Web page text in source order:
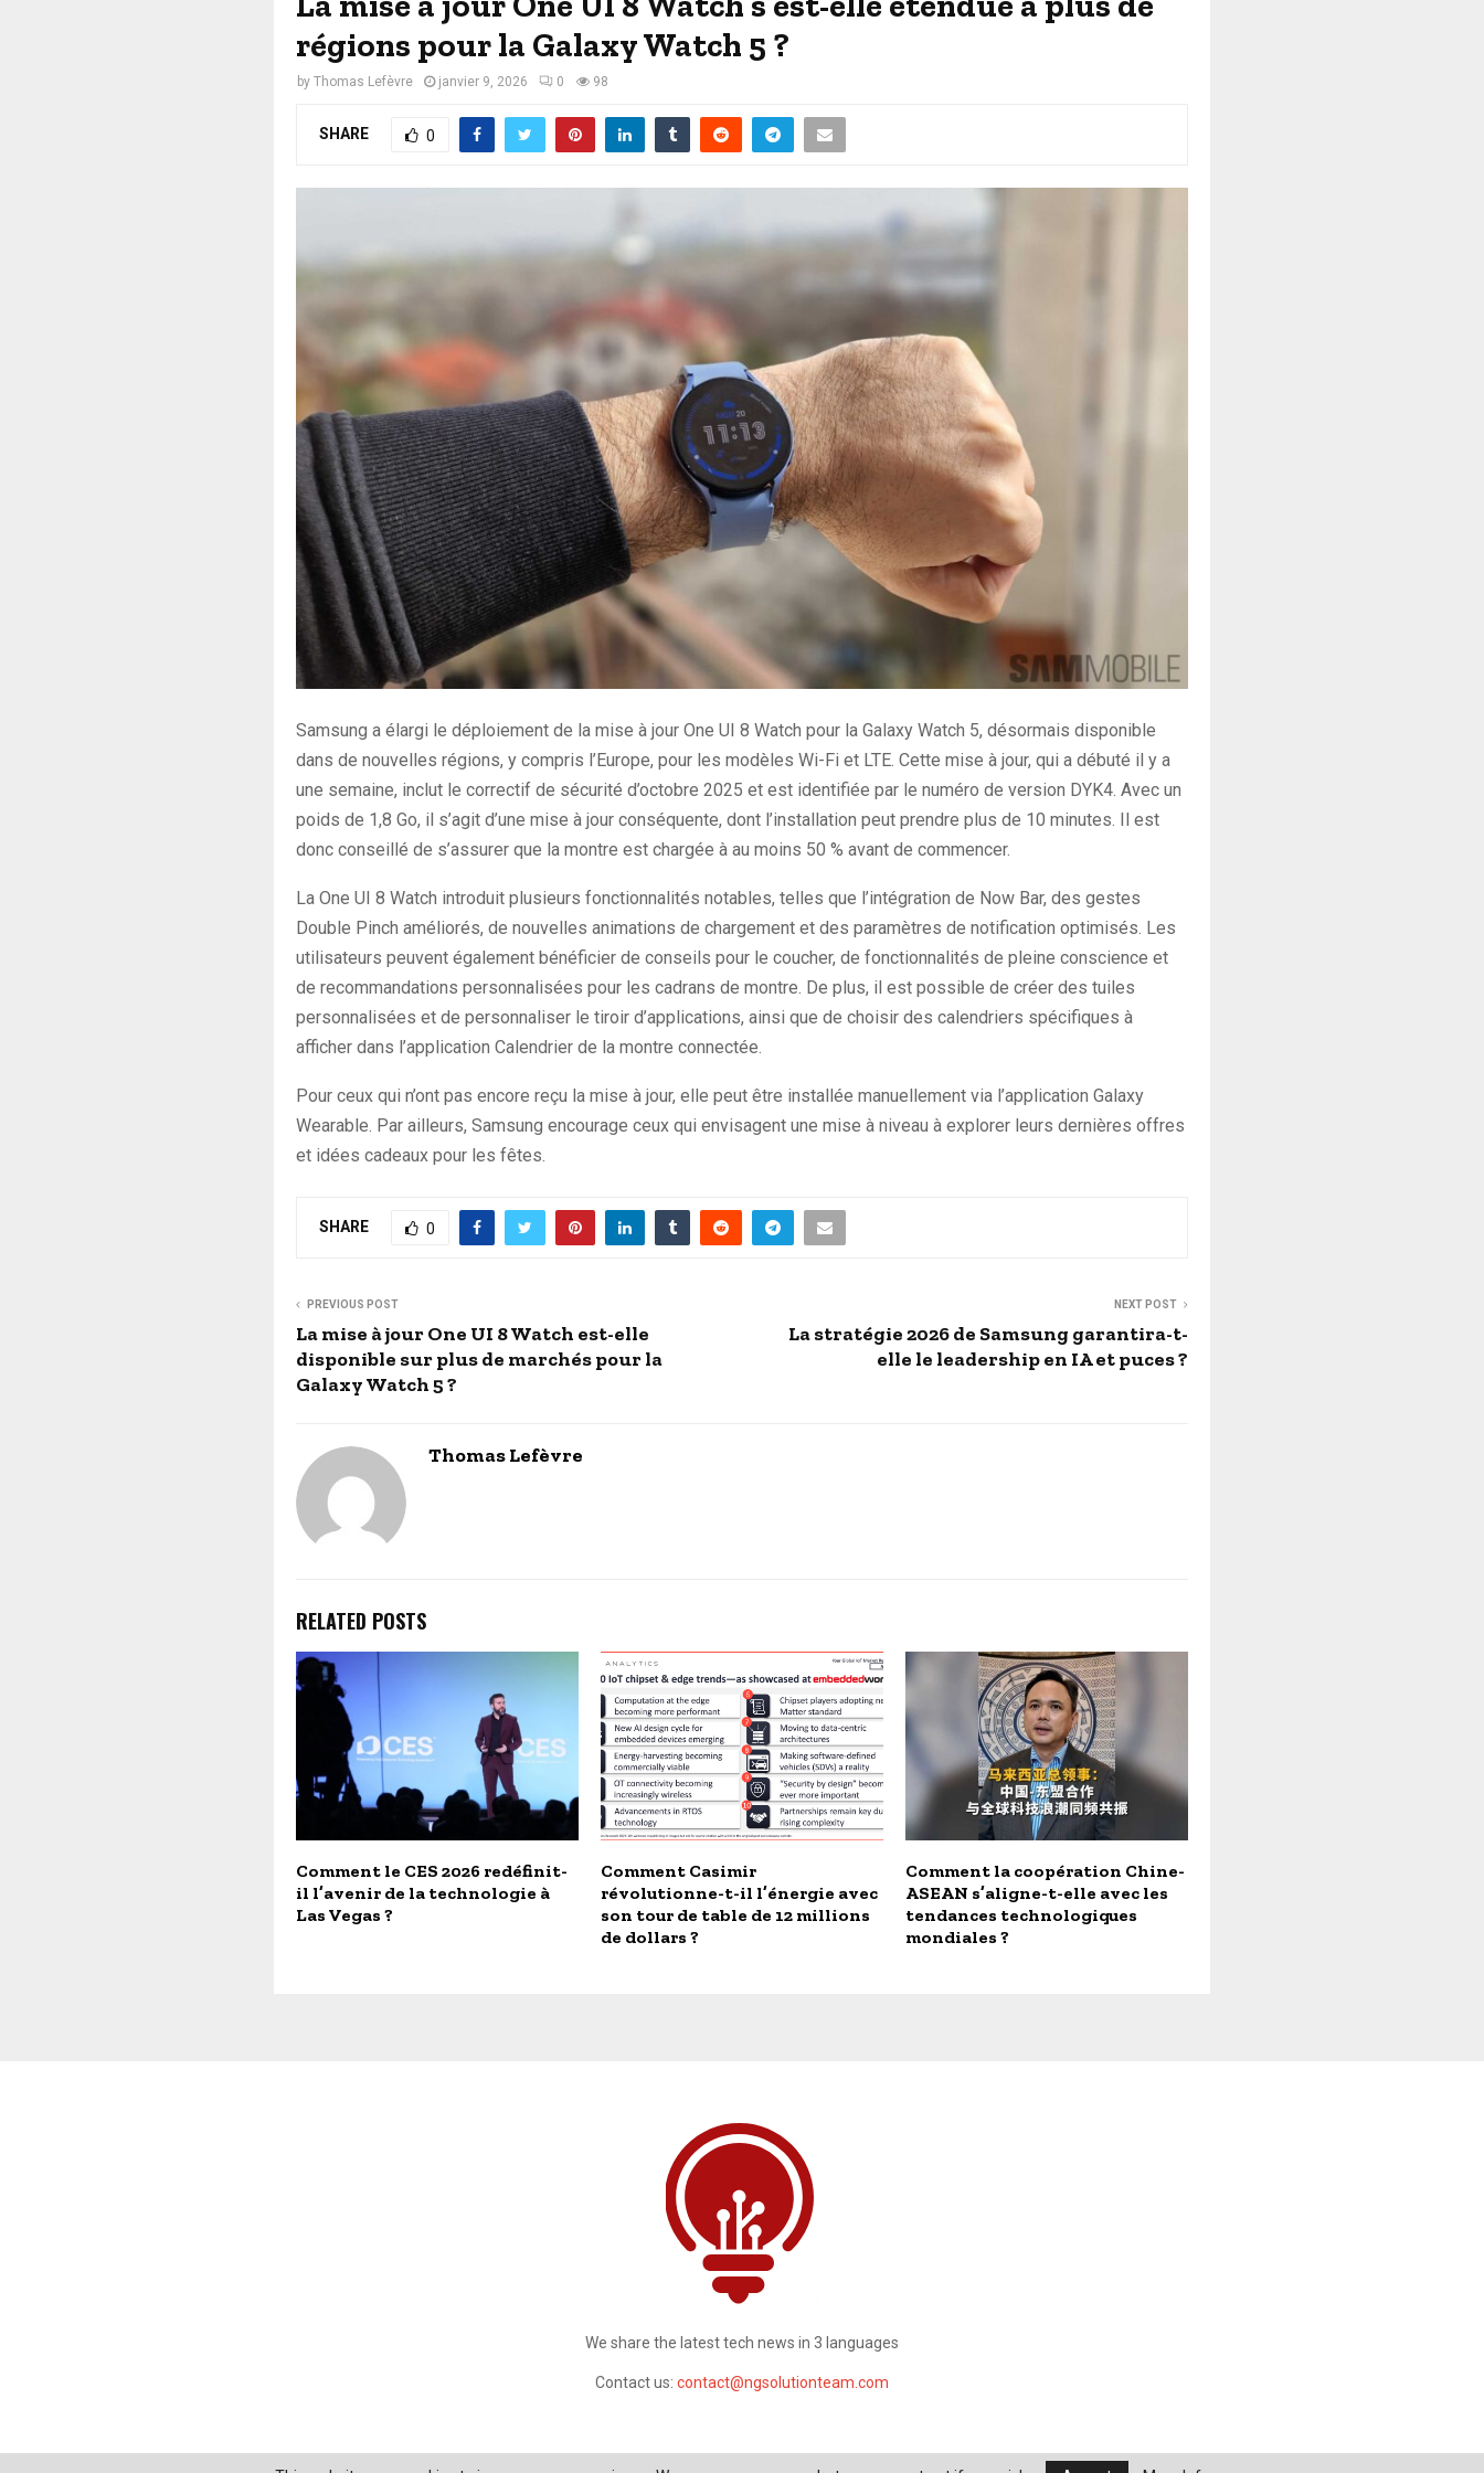
régions pour la Galaxy Watch 5 ?
byThomas Lefèvre janvier 9, 2026 0 98
SHARE 0
Samsung a élargi le déploiement de la mise à jour One UI 8 Watch pour la Galaxy Watch 5, désormais disponible
dans de nouvelles régions, y compris l’Europe, pour les modèles Wi-Fi et LTE. Cette mise à jour, qui a débuté il y a
une semaine, inclut le correctif de sécurité d’octobre 2025 et est identifiée par le numéro de version DYK4. Avec un
poids de 1,8 Go, il s’agit d’une mise à jour conséquente, dont l’installation peut prendre plus de 10 minutes. Il est
donc conseillé de s’assurer que la montre est chargée à au moins 50 % avant de commencer.
La One UI 8 Watch introduit plusieurs fonctionnalités notables, telles que l’intégration de Now Bar, des gestes
Double Pinch améliorés, de nouvelles animations de chargement et des paramètres de notification optimisés. Les
utilisateurs peuvent également bénéficier de conseils pour le coucher, de fonctionnalités de pleine conscience et
de recommandations personnalisées pour les cadrans de montre. De plus, il est possible de créer des tuiles
personnalisées et de personnaliser le tiroir d’applications, ainsi que de choisir des calendriers spécifiques à
afficher dans l’application Calendrier de la montre connectée.
Pour ceux qui n’ont pas encore reçu la mise à jour, elle peut être installée manuellement via l’application Galaxy
Wearable. Par ailleurs, Samsung encourage ceux qui envisagent une mise à niveau à explorer leurs dernières offres
et idées cadeaux pour les fêtes.
SHARE 0
PREVIOUS POST
La mise à jour One UI 8 Watch est-elle
disponible sur plus de marchés pour la
Galaxy Watch 5 ?
NEXT POST
La stratégie 2026 de Samsung garantira-t-
elle le leadership en IA et puces ?
Thomas Lefèvre
RELATED POSTS
Comment le CES 2026 redéfinit-
il l’avenir de la technologie à
Las Vegas ?
Comment Casimir
révolutionne-t-il l’énergie avec
son tour de table de 12 millions
de dollars ?
Comment la coopération Chine-
ASEAN s’aligne-t-elle avec les
tendances technologiques
mondiales ?
We share the latest tech news in 3 languages
Contact us: contact@ngsolutionteam.com